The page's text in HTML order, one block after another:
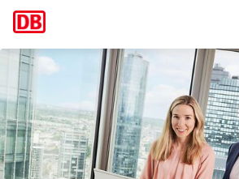
Kaufmännische
Klicken, um den folgenden Slider zu